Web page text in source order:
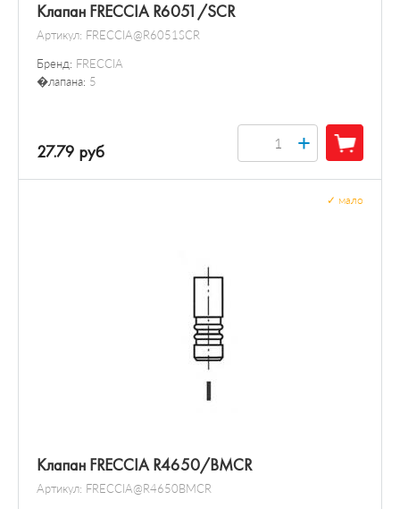
Клапан FRECCIA R6051/SCR
Артикул: FRECCIA@R6051SCR
Бренд: FRECCIA
�лапана: 5
27.79 руб +
Клапан FRECCIA R4650/BMCR
Артикул: FRECCIA@R4650BMCR
мало